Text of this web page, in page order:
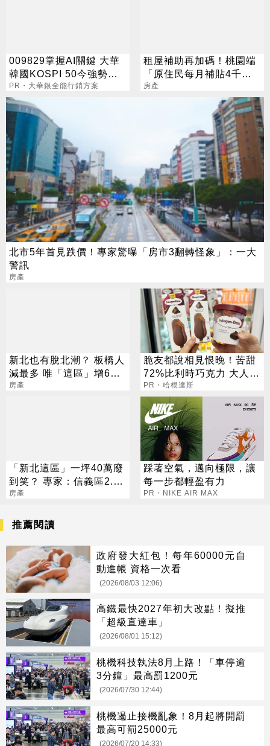
009829掌握AI關鍵 大華
韓國KOSPI 50今強勢開
募
PR・大華銀全能行銷方案
租屋補助再加碼！桃園端
「原住民每月補貼4千
元」
房產
北市5年首見跌價！專家驚曝「房市3翻轉怪象」：一大
警訊
房產
新北也有脫北潮？ 板橋人
減最多 唯「這區」增6千
多人
房產
脆友都說相見恨晚！苦甜
72%比利時巧克力 大人味
爆紅！
PR・哈根達斯
「新北這區」一坪40萬廢
到笑？ 專家：信義區2.5
折根本佛心
房產
踩著空氣，邁向極限，讓
每一步都輕盈有力
PR・NIKE AIR MAX
推薦閱讀
政府發大紅包！每年60000元自
動進帳 資格一次看
(2026/08/03 12:06)
高鐵最快2027年初大改點！擬推
「超級直達車」
(2026/08/01 15:12)
桃機科技執法8月上路！「車停逾
3分鐘」最高罰1200元
(2026/07/30 12:44)
桃機遏止接機亂象！8月起將開罰
最高可罰25000元
(2026/07/20 14:33)